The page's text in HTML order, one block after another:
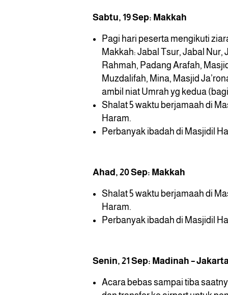
Sabtu, 19 Sep: Makkah
Pagi hari peserta mengikuti
Makkah: Jabal Tsur, Jabal Nur,
Rahmah, Padang Arafah,
Muzdalifah, Mina, Masjid
ambil niat Umrah yg kedua
Shalat 5 waktu berjamaah di
Haram.
Perbanyak ibadah di Masjidil
Ahad, 20 Sep: Makkah
Shalat 5 waktu berjamaah di
Haram.
Perbanyak ibadah di Masjidil
Senin, 21 Sep: Madinah –
Acara bebas sampai tiba